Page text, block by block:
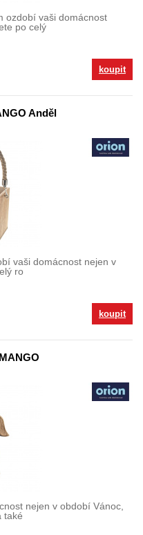
ozdobí vaši domácnost
po celý
koupit
Anděl
vaši domácnost nejen v
ro
koupit
nejen v období Vánoc,
také